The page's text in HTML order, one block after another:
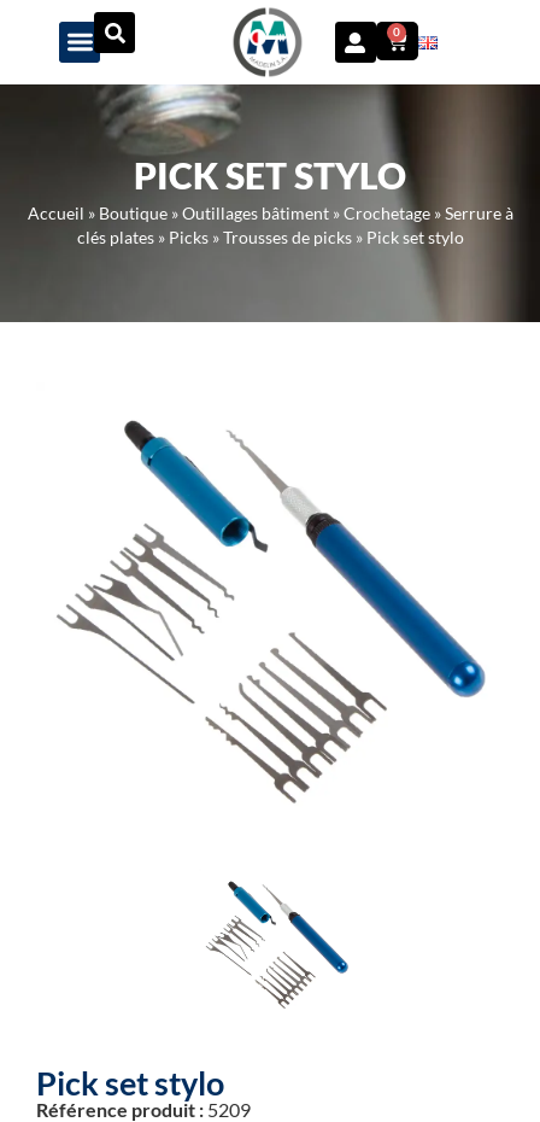
Panneau de gestion des cookies
0
PICK SET STYLO
Accueil » Boutique»Outillages bâtiment»Crochetage»Serrure à
clés plates» Picks»Trousses de picks» Pick set stylo
Pick set stylo
Référence produit : 5209